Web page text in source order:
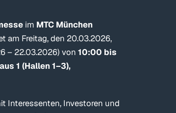
im MTC München
am Freitag, den 20.03.2026,
– 22.03.2026) von10:00 bis
1 (Hallen 1–3),
Interessenten, Investoren und